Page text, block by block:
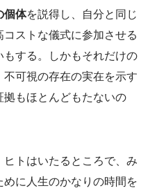
個体を説得し、自分と同じ
ストな儀式に参加させる
する。しかもそれだけの
可視の存在の実在を示す
もほとんどもたないの
トはいたるところで、み
に人生のかなりの時間を